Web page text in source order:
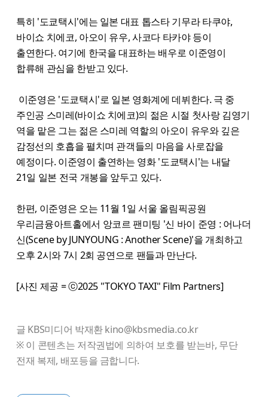
특히 '도쿄택시'에는 일본 대표 톱스타 기무라 타쿠야,
바이쇼 치에코, 아오이 유우, 사코다 타카야 등이
출연한다. 여기에 한국을 대표하는 배우로 이준영이
합류해 관심을 한받고 있다.
이준영은 '도쿄택시'로 일본 영화계에 데뷔한다. 극 중
주인공 스미레(바이쇼 치에코)의 젊은 시절 첫사랑 김영기
역을 맡은 그는 젊은 스미레 역할의 아오이 유우와 깊은
감정선의 호흡을 펼치며 관객들의 마음을 사로잡을
예정이다. 이준영이 출연하는 영화 '도쿄택시'는 내달
21일 일본 전국 개봉을 앞두고 있다.
한편, 이준영은 오는 11월 1일 서울 올림픽공원
우리금융아트홀에서 앙코르 팬미팅 '신 바이 준영 : 어나더
신(Scene by JUNYOUNG : Another Scene)'을 개최하고
오후 2시와 7시 2회 공연으로 팬들과 만난다.
[사진 제공 = ⓒ2025 ''TOKYO TAXI'' Film Partners]
글 KBS미디어 박재환 kino@kbsmedia.co.kr
※ 이 콘텐츠는 저작권법에 의하여 보호를 받는바, 무단
전재 복제, 배포등을 금합니다.